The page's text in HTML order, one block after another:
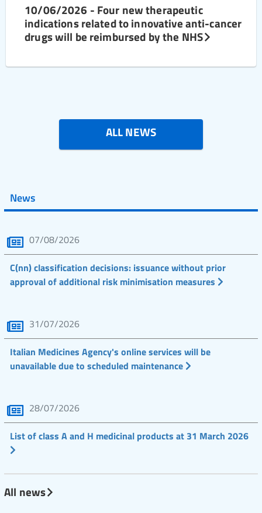
10/06/2026 - Four new therapeutic
indications related to innovative anti-cancer
drugs will be reimbursed by the NHS
ALL NEWS
News
07/08/2026
C(nn) classification decisions: issuance without prior
approval of additional risk minimisation measures
31/07/2026
Italian Medicines Agency's online services will be
unavailable due to scheduled maintenance
28/07/2026
List of class A and H medicinal products at 31 March 2026
All news